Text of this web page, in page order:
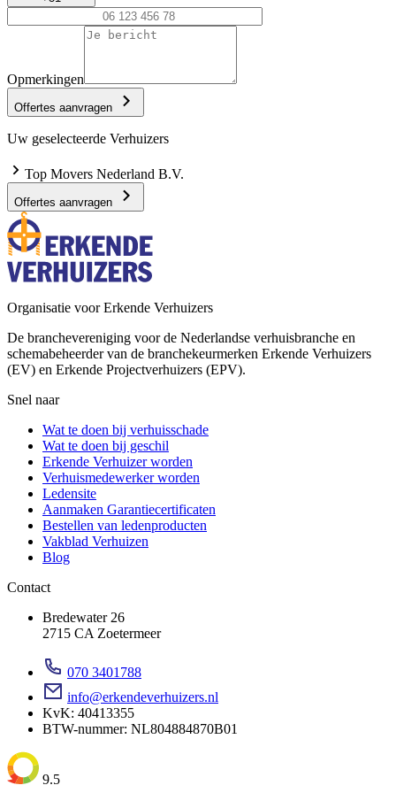
Opmerkingen
Offertes aanvragen
Uw geselecteerde Verhuizers
Top Movers Nederland B.V.
Offertes aanvragen
Organisatie voor Erkende Verhuizers
De branchevereniging voor de Nederlandse verhuisbranche en
schemabeheerder van de branchekeurmerken Erkende Verhuizers
(EV) en Erkende Projectverhuizers (EPV).
Snel naar
Wat te doen bij verhuisschade
Wat te doen bij geschil
Erkende Verhuizer worden
Verhuismedewerker worden
Ledensite
Aanmaken Garantiecertificaten
Bestellen van ledenproducten
Vakblad Verhuizen
Blog
Contact
Bredewater 26
2715 CA Zoetermeer
070 3401788
info@erkendeverhuizers.nl
KvK: 40413355
BTW-nummer: NL804884870B01
9.5